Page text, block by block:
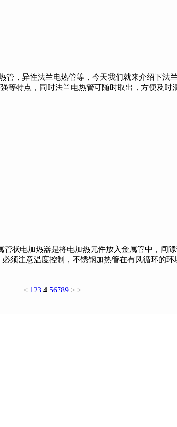
异性法兰电热管等，今天我们就来介绍下法
等特点，同时法兰电热管可随时取出，方便及
电加热器是将电加热元件放入金属管中，间
须注意温度控制，不锈钢加热管在有风循环的
< 1 23 4 56789 > >